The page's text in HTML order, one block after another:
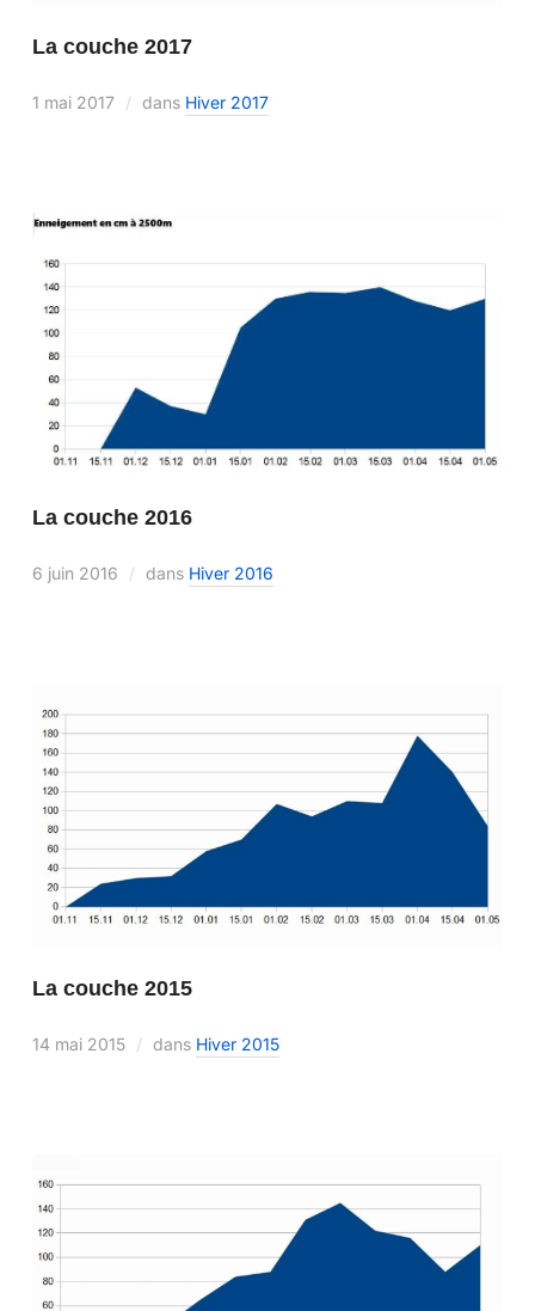
La couche 2017
1 mai 2017 dans Hiver 2017
La couche 2016
6 juin 2016 dans Hiver 2016
La couche 2015
14 mai 2015 dans Hiver 2015